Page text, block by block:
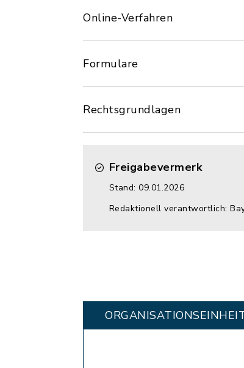
Online-Verfahren
Formulare
Rechtsgrundlagen
Freigabevermerk
Stand: 09.01.2026
Redaktionell verantwortlich: